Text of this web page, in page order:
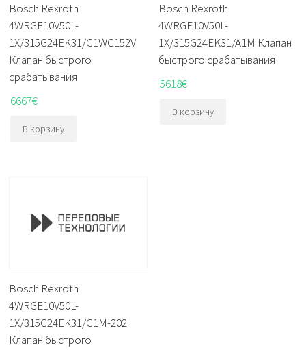
Bosch Rexroth
4WRGE10V50L-
1X/315G24EK31/C1WC152V
Клапан быстрого
срабатывания
6667€
В корзину
Bosch Rexroth
4WRGE10V50L-
1X/315G24EK31/A1M Клапан
быстрого срабатывания
5618€
В корзину
Bosch Rexroth
4WRGE10V50L-
1X/315G24EK31/C1M-202
Клапан быстрого